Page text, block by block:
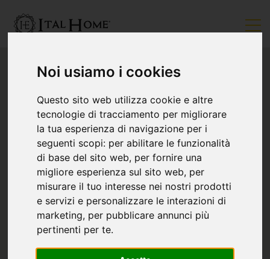
Noi usiamo i cookies
Questo sito web utilizza cookie e altre
tecnologie di tracciamento per migliorare
la tua esperienza di navigazione per i
seguenti scopi: per abilitare le funzionalità
di base del sito web, per fornire una
migliore esperienza sul sito web, per
misurare il tuo interesse nei nostri prodotti
e servizi e personalizzare le interazioni di
marketing, per pubblicare annunci più
pertinenti per te.